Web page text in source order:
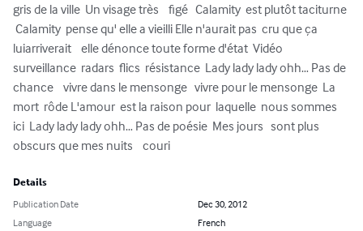
gris de la ville  Un visage très    figé   Calamity  est plutôt taciturne
Calamity  pense qu' elle a vieilli Elle n'aurait pas  cru que ça
luiarriverait    elle dénonce toute forme d'état  Vidéo
surveillance  radars  flics  résistance  Lady lady lady ohh… Pas de
chance    vivre dans le mensonge   vivre pour le mensonge  La
mort  rôde L'amour  est la raison pour  laquelle  nous sommes
ici  Lady lady lady ohh… Pas de poésie  Mes jours   sont plus
obscurs que mes nuits    couri
Details
Publication Date
Dec 30, 2012
Language
French